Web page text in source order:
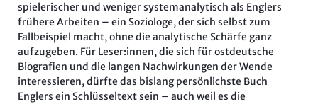
spielerischer und weniger systemanalytisch als Englers
frühere Arbeiten – ein Soziologe, der sich selbst zum
Fallbeispiel macht, ohne die analytische Schärfe ganz
aufzugeben. Für Leser:innen, die sich für ostdeutsche
Biografien und die langen Nachwirkungen der Wende
interessieren, dürfte das bislang persönlichste Buch
Englers ein Schlüsseltext sein – auch weil es die